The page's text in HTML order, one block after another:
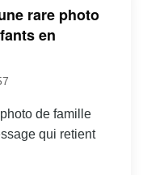
rare photo
en
de famille
qui retient